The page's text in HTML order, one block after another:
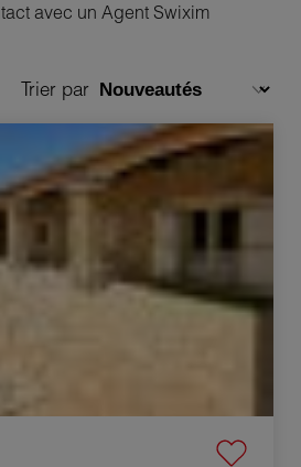
avec un Agent Swixim
Trier par
Pièces 153 m²